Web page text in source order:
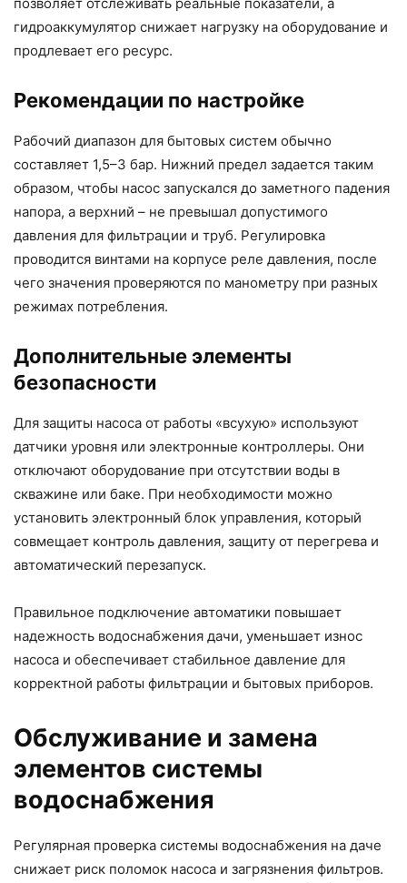
гидроаккумулятор снижает нагрузку на оборудование и
продлевает его ресурс.
Рекомендации по настройке
Рабочий диапазон для бытовых систем обычно
составляет 1,5–3 бар. Нижний предел задается таким
образом, чтобы насос запускался до заметного падения
напора, а верхний – не превышал допустимого
давления для фильтрации и труб. Регулировка
проводится винтами на корпусе реле давления, после
чего значения проверяются по манометру при разных
режимах потребления.
Дополнительные элементы
безопасности
Для защиты насоса от работы «всухую» используют
датчики уровня или электронные контроллеры. Они
отключают оборудование при отсутствии воды в
скважине или баке. При необходимости можно
установить электронный блок управления, который
совмещает контроль давления, защиту от перегрева и
автоматический перезапуск.
Правильное подключение автоматики повышает
надежность водоснабжения дачи, уменьшает износ
насоса и обеспечивает стабильное давление для
корректной работы фильтрации и бытовых приборов.
Обслуживание и замена
элементов системы
водоснабжения
Регулярная проверка системы водоснабжения на даче
снижает риск поломок насоса и загрязнения фильтров.